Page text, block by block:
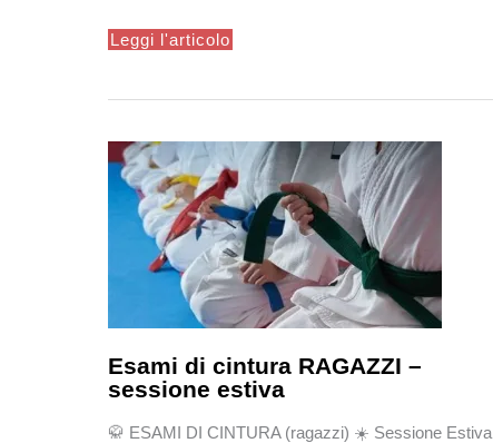
Karate
a
un
intero
ottobre
Leggi l'articolo
Esami di cintura RAGAZZI –
sessione estiva
🥋 ESAMI DI CINTURA (ragazzi) ☀️ Sessione Estiva